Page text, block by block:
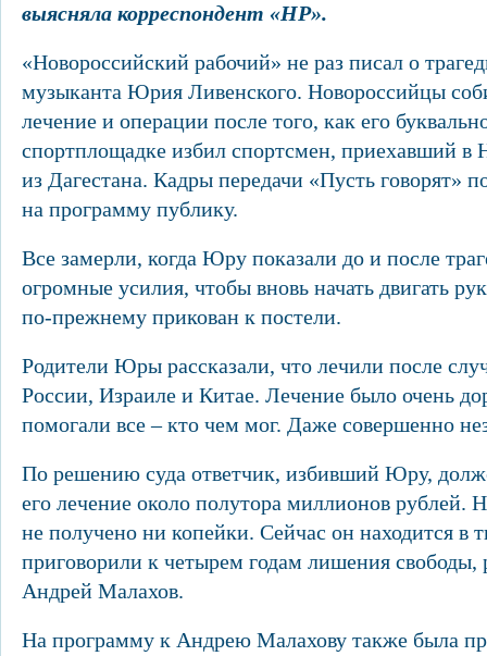
выясняла корреспондент «НР».
«Новороссийский рабочий» не раз писал о
музыканта Юрия Ливенского. Новороссийцы
лечение и операции после того, как его
спортплощадке избил спортсмен, приехавший в
из Дагестана. Кадры передачи «Пусть говорят»
на программу публику.
Все замерли, когда Юру показали до и после
огромные усилия, чтобы вновь начать двигать
по-прежнему прикован к постели.
Родители Юры рассказали, что лечили после
России, Израиле и Китае. Лечение было очень
помогали все – кто чем мог. Даже совершенно
По решению суда ответчик, избивший Юру,
его лечение около полутора миллионов рублей.
не получено ни копейки. Сейчас он находится в
приговорили к четырем годам лишения свободы,
Андрей Малахов.
На программу к Андрею Малахову также была